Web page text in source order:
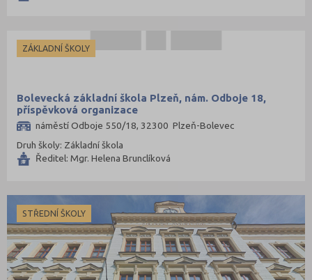
ZÁKLADNÍ ŠKOLY
Bolevecká základní škola Plzeň, nám. Odboje 18,
příspěvková organizace
náměstí Odboje 550/18, 32300 Plzeň-Bolevec
Druh školy: Základní škola
Ředitel: Mgr. Helena Brunclíková
STŘEDNÍ ŠKOLY